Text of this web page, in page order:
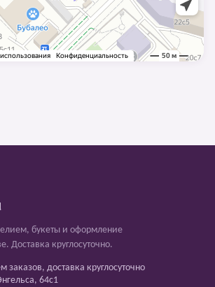
букеты и оформление
Доставка круглосуточно.
заказов, доставка круглосуточно
64с1